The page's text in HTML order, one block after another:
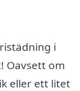
i
Oavsett om
eller ett litet